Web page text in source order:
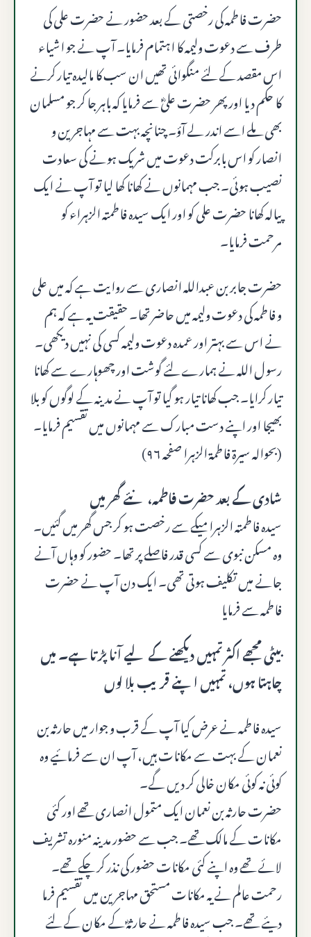
حضرت فاطمہ کی رخصتی کے بعد حضور نے حضرت علی کی
طرف سے دعوت ولیمہ کا اہتمام فرمایا۔ آپ نے جو اشیاء
اس مقصد کے لئے منگوائی تھیں ان سب کا مالیدہ تیار کرنے
کا حکم دیا اور پھر حضرت علیؓ سے فرمایا کہ باہر جا کر جو مسلمان
بھی ملے اسے اندر لے آؤ۔ چنانچہ بہت سے مہاجرین و
انصار کو اس بابرکت دعوت میں شریک ہونے کی سعادت
نصیب ہوئی۔ جب مہمانوں نے کھانا کھا لیا تو آپ نے ایک
پیالہ کھانا حضرت علی کو اور ایک سیدہ فاطمتہ الزہراء کو
مرحمت فرمایا۔
حضرت جابر بن عبداللہ انصاری سے روایت ہے کہ میں علی
و فاطمہ کی دعوت ولیمہ میں حاضر تھا۔ حقیقت یہ ہے کہ ہم
نے اس سے بہتر اور عمدہ دعوت ولیمہ کسی کی نہیں دیکھی۔
رسول اللہ نے ہمارے لئے گوشت اور چھوہارے سے کھانا
تیار کرایا۔ جب کھانا تیار ہو گیا تو آپ نے مدینہ کے لوگوں کو بلا
بھیجا اور اپنے دست مبارک سے مہمانوں میں تقسیم فرمایا۔
(بحوالہ سیرۃ فاطمۃ الزہرا صفحہ ۹۶)
شادی کے بعد حضرت فاطمہ، نئے گھر میں
سیدہ فاطمتہ الزہرا میکے سے رخصت ہو کر جس گھر میں گئیں۔
وہ مسکن نبوی سے کسی قدر فاصلے پر تھا۔ حضور کو وہاں آنے
جانے میں تکلیف ہوتی تھی۔ ایک دن آپ نے حضرت
فاطمہ سے فرمایا
بیٹی مجھے اکثر تمہیں دیکھنے کے لیے آنا پڑتا ہے۔ میں
چاہتا ہوں، تمہیں اپنے قریب بلا لوں
سیدہ فاطمہ نے عرض کیا آپ کے قرب و جوار میں حارثہ بن
نعمان کے بہت سے مکانات ہیں، آپ ان سے فرمائیے وہ
کوئی نہ کوئی مکان خالی کر دیں گے۔
حضرت حارثہ بن نعمان ایک متمول انصاری تھے اور کئی
مکانات کے مالک تھے۔ جب سے حضور مدینہ منورہ تشریف
لائے تھے وہ اپنے کئی مکانات حضور کی نذر کر چکے تھے۔
رحمت عالم نے یہ مکانات مستحق مهاجرین میں تقسیم فرما
دیئے تھے۔ جب سیدہ فاطمہ نے حارثہؓ کے مکان کے لئے